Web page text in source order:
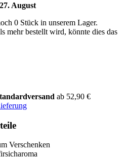
August
0 Stück in unserem Lager.
mehr bestellt wird, könnte dies das
ab 52,90 €
Verschenken